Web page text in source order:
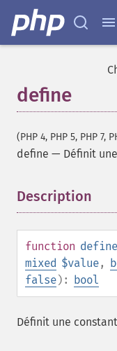
define
(PHP 4, PHP 5, PHP 7,
define — Définit
Description
function define
mixed $value,
false): bool
Définit une